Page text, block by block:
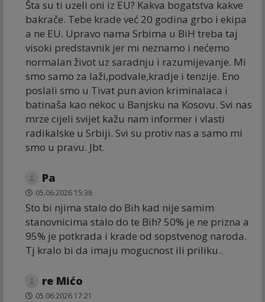
Šta su ti uzeli oni iz EU? Kakva bogatstva kakve
bakrače. Tebe krade već 20 godina grbo i ekipa
a ne EU. Upravo nama Srbima u BiH treba taj
visoki predstavnik jer mi neznamo i nećemo
normalan život uz saradnju i razumijevanje. Mi
smo samo za laži,podvale,kradje i tenzije. Eno
poslali smo u Tivat pun avion kriminalaca i
batinaša kao nekoc u Banjsku na Kosovu. Svi nas
mrze cijeli svijet kažu nam informer i vlasti
radikalske u Srbiji. Svi su protiv nas a samo mi
smo u pravu. Jbt.
Pa
05.06.2026 15:38
Sto bi njima stalo do Bih kad nije samim
stanovnicima stalo do te Bih? 50% je ne prizna a
95% je potkrada i krade od sopstvenog naroda.
Tj kralo bi da imaju mogucnost ili priliku..
re Mićo
05.06.2026 17:21